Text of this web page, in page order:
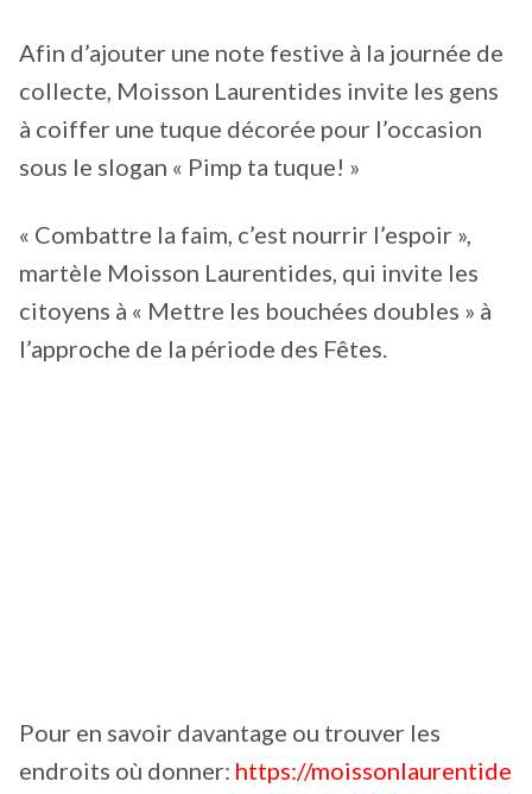
Afin d’ajouter une note festive à la journée de
collecte, Moisson Laurentides invite les gens
à coiffer une tuque décorée pour l’occasion
sous le slogan « Pimp ta tuque! »
« Combattre la faim, c’est nourrir l’espoir »,
martèle Moisson Laurentides, qui invite les
citoyens à « Mettre les bouchées doubles » à
l’approche de la période des Fêtes.
Pour en savoir davantage ou trouver les
endroits où donner: https://moissonlaurentide